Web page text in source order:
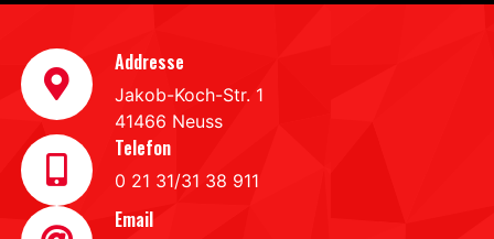
Addresse
Jakob-Koch-Str. 1
41466 Neuss
Telefon
0 21 31/31 38 911
Email